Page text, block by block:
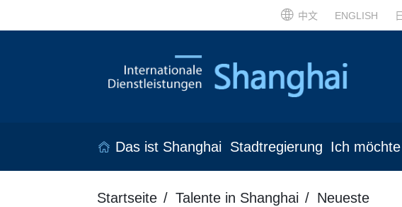
中文 ENGLISH
Das ist Shanghai Stadtregierung Ich möchte
Startseite Talente in Shanghai Neueste